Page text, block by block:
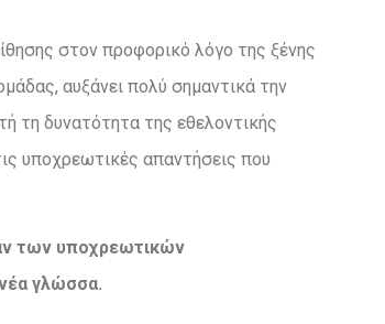
στον προφορικό λόγο της ξένης
αυξάνει πολύ σημαντικά την
τη δυνατότητα της εθελοντικής
υποχρεωτικές απαντήσεις που
των υποχρεωτικών
γλώσσα.